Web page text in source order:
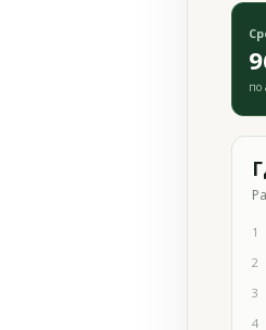
по
1
2
3
4